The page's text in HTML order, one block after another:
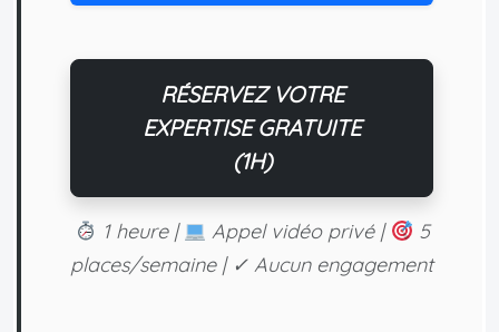
RÉSERVEZ VOTRE
EXPERTISE GRATUITE
(1H)
1 heure | Appel vidéo privé |
5
places/semaine | ✓ Aucun engagement